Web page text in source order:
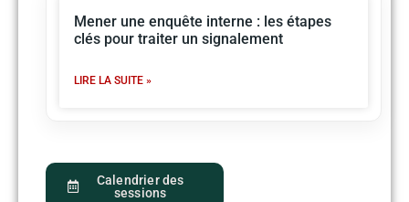
Mener une enquête interne : les étapes
clés pour traiter un signalement
LIRE LA SUITE »
Calendrier des
sessions